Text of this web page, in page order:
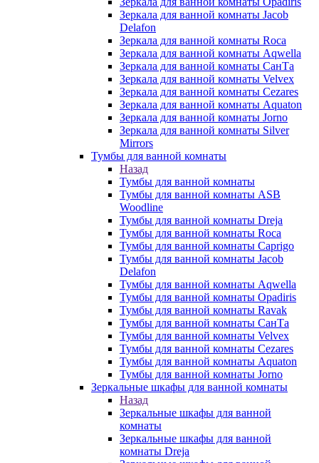
Зеркала для ванной комнаты Jacob
Delafon
Зеркала для ванной комнаты Roca
Зеркала для ванной комнаты Aqwella
Зеркала для ванной комнаты СанТа
Зеркала для ванной комнаты Velvex
Зеркала для ванной комнаты Cezares
Зеркала для ванной комнаты Aquaton
Зеркала для ванной комнаты Jorno
Зеркала для ванной комнаты Silver
Mirrors
Тумбы для ванной комнаты
Назад
Тумбы для ванной комнаты
Тумбы для ванной комнаты ASB
Woodline
Тумбы для ванной комнаты Dreja
Тумбы для ванной комнаты Roca
Тумбы для ванной комнаты Caprigo
Тумбы для ванной комнаты Jacob
Delafon
Тумбы для ванной комнаты Aqwella
Тумбы для ванной комнаты Opadiris
Тумбы для ванной комнаты Ravak
Тумбы для ванной комнаты СанТа
Тумбы для ванной комнаты Velvex
Тумбы для ванной комнаты Cezares
Тумбы для ванной комнаты Aquaton
Тумбы для ванной комнаты Jorno
Зеркальные шкафы для ванной комнаты
Назад
Зеркальные шкафы для ванной
комнаты
Зеркальные шкафы для ванной
комнаты Dreja